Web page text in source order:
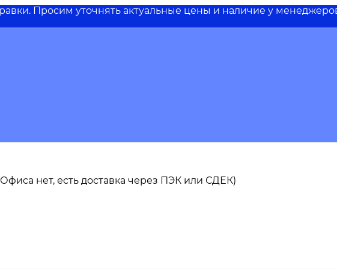
Просим уточнять актуальные цены и наличие у
нет, есть доставка через ПЭК или СДЕК)